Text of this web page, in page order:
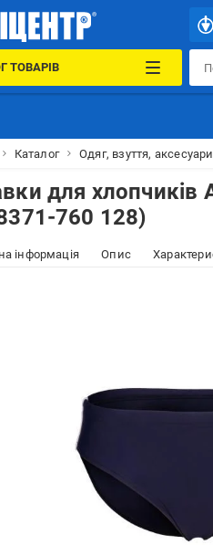
ТОВАРІВ
Каталог Одяг, взуття, аксесуари
для хлопчиків
760 128)
інформація Опис